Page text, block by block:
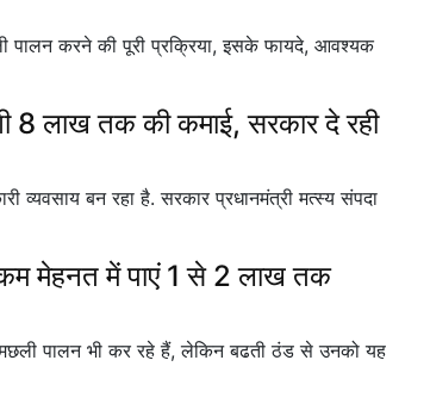
करने की पूरी प्रक्रिया, इसके फायदे, आवश्यक
8 लाख तक की कमाई, सरकार दे रही
बन रहा है. सरकार प्रधानमंत्री मत्स्य संपदा
मेहनत में पाएं 1 से 2 लाख तक
पालन भी कर रहे हैं, लेकिन बढती ठंड से उनको यह